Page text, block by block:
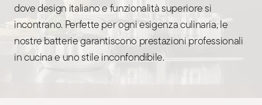
dove design italiano e funzionalità superiore si
incontrano. Perfette per ogni esigenza culinaria, le
nostre batterie garantiscono prestazioni professionali
in cucina e uno stile inconfondibile.